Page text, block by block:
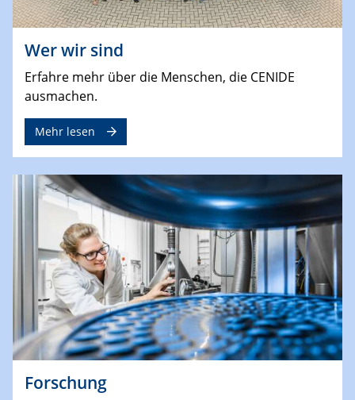
Wer wir sind
Erfahre mehr über die Menschen, die CENIDE
ausmachen.
Mehr lesen
Forschung